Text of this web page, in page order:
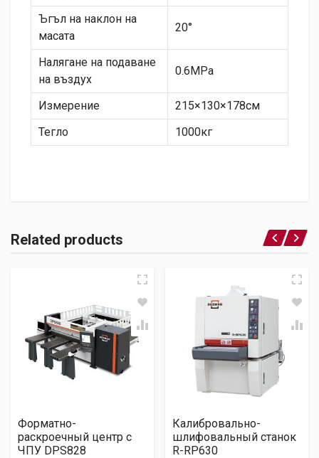
Ъгъл на наклон на
масата
20°
Налягане на подаване
на въздух
0.6MPa
Измерение
215×130×178см
Тегло
1000кг
Related products
Форматно-
раскроечный центр с
ЧПУ DPS828
Калибровально-
шлифовальный станок
R-RP630